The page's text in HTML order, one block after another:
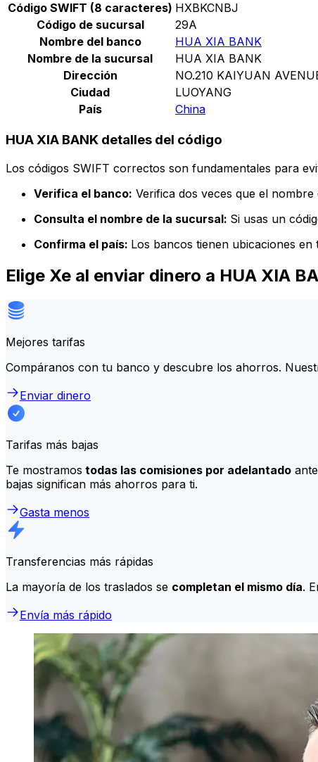
Código SWIFT (8 caracteres) HXBKCNBJ
Código de sucursal
29A
Nombre del banco
HUA XIA BANK
Nombre de la sucursal
HUA XIA BANK
Dirección
NO.210 KAIYUAN
Ciudad
LUOYANG
País
China
HUA XIA BANK detalles del código
Los códigos SWIFT correctos son fundamentales para
Verifica el banco: Verifica dos veces que el
Consulta el nombre de la sucursal: Si usas un
Confirma el país: Los bancos tienen ubicaciones
Elige Xe al enviar dinero a HUA XIA
Mejores tarifas
Compáranos con tu banco y descubre los ahorros.
Enviar dinero
Tarifas más bajas
Te mostramos todas las comisiones por adelantado
bajas significan más ahorros para ti.
Gasta menos
Transferencias más rápidas
La mayoría de los traslados se completan el mismo día.
Envía más rápido